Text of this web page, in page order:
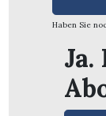
Haben Sie